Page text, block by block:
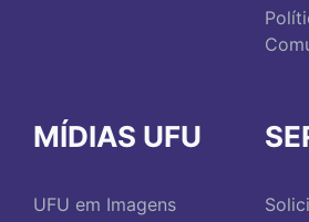
MÍDIAS UFU
UFU em Imagens